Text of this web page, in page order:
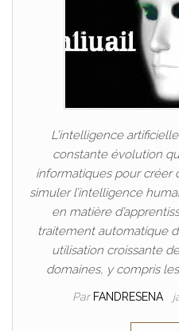
L’intelligence
constante évolution
informatiques pour créer
simuler l’intelligence
en matière
traitement automatique
utilisation croissante
domaines, y compris
Par FANDRESENA